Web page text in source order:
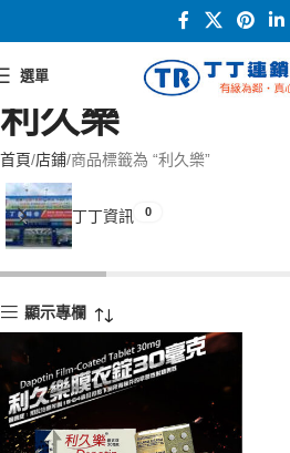
選單
利久樂
首頁 店鋪 商品標籤為 “利久樂”
丁丁資訊 0
顯示專欄